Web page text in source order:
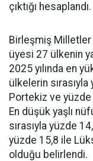
çıktığı hesaplandı.
Birleşmiş
üyesi 27 ülkenin
2025 yılında en
ülkelerin
Portekiz ve
En düşük yaşlı
sırasıyla yüzde
yüzde 15,8 ile
olduğu belirlendi.